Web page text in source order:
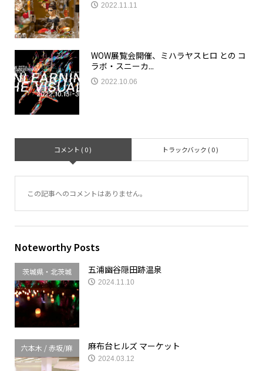
2022.11.11
WOW展覧会開催、ミハラヤスヒロ との コ
ラボ・スニーカ...
2022.10.06
コメント ( 0 ) トラックバック ( 0 )
この記事へのコメントはありません。
Noteworthy Posts
茨城県・北茨城 五浦幽谷隠田跡温泉
2024.11.10
六本木 / 赤坂/麻
布台
麻布台ヒルズ マーケット
2024.03.12